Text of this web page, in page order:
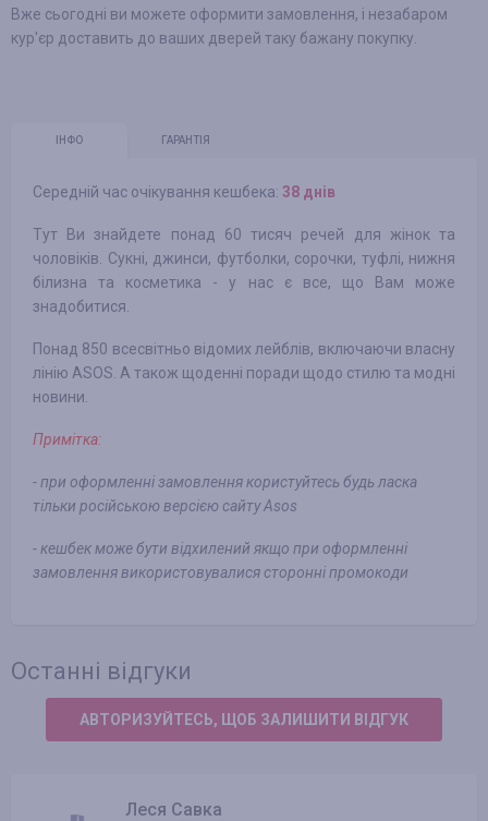
Вже сьогодні ви можете оформити замовлення, і незабаром
кур'єр доставить до ваших дверей таку бажану покупку.
ІНФО ГАРАНТІЯ
Середній час очікування кешбека: 38 днів
Тут Ви знайдете понад 60 тисяч речей для жінок та
чоловіків. Сукні, джинси, футболки, сорочки, туфлі, нижня
білизна та косметика - у нас є все, що Вам може
знадобитися.
Понад 850 всесвітньо відомих лейблів, включаючи власну
лінію ASOS. А також щоденні поради щодо стилю та модні
новини.
Примітка:
- при оформленні замовлення користуйтесь будь ласка
тільки російською версією сайту Asos
- кешбек може бути відхилений якщо при оформленні
замовлення використовувалися сторонні промокоди
Останні відгуки
АВТОРИЗУЙТЕСЬ, ЩОБ ЗАЛИШИТИ ВІДГУК
Леся Савка